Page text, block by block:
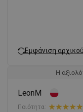
Εμφάνιση
Η
LeonM
Ποιότητα: